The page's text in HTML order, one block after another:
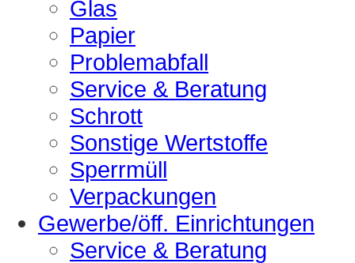
Glas
Papier
Problemabfall
Service & Beratung
Schrott
Sonstige Wertstoffe
Sperrmüll
Verpackungen
Gewerbe/öff. Einrichtungen
Service & Beratung